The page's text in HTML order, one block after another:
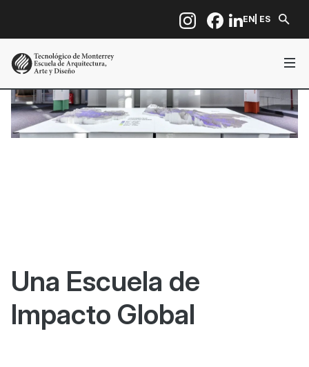
EN ES
Una Escuela de
Impacto Global